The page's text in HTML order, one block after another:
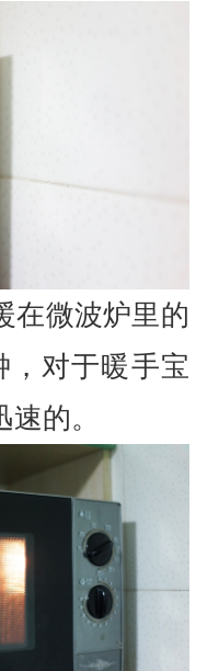
在微波炉里的
，对于暖手宝
的。